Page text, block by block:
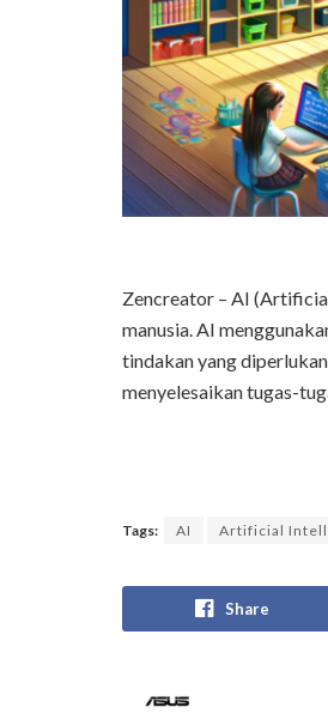
Zencreator – AI
manusia. AI
tindakan yang
menyelesaikan tugas-
Tags: AI Artificial
Share